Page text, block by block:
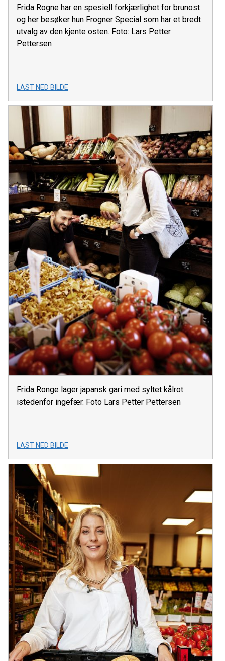
Frida Rogne har en spesiell forkjærlighet for brunost
og her besøker hun Frogner Special som har et bredt
utvalg av den kjente osten. Foto: Lars Petter
Pettersen
LAST NED BILDE
Frida Ronge lager japansk gari med syltet kålrot
istedenfor ingefær. Foto Lars Petter Pettersen
LAST NED BILDE